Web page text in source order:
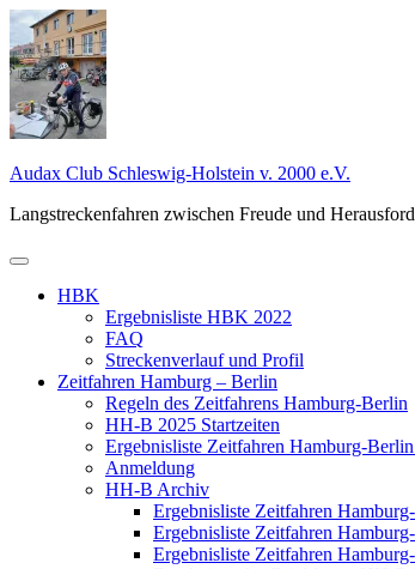
Zum
Inhalt
springen
Audax Club Schleswig-Holstein v. 2000 e.V.
Langstreckenfahren zwischen Freude und
Primäres
HBK
Ergebnisliste HBK 2022
FAQ
Streckenverlauf und Profil
Zeitfahren Hamburg – Berlin
Regeln des Zeitfahrens Hamburg-Berlin
HH-B 2025 Startzeiten
Ergebnisliste Zeitfahren Hamburg-
Anmeldung
HH-B Archiv
Ergebnisliste Zeitfahren
Ergebnisliste Zeitfahren
Ergebnisliste Zeitfahren